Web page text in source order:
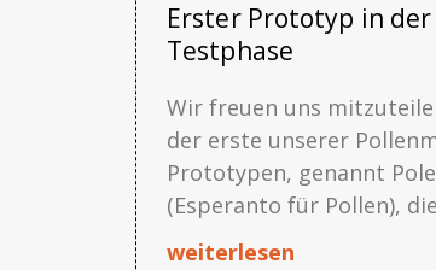
Erster Prototyp in der
Testphase
Wir freuen uns
der erste unserer
Prototypen, genannt
(Esperanto für Pollen),
weiterlesen